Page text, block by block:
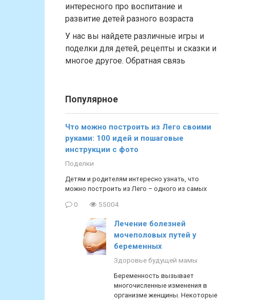
интересного про воспитание и
развитие детей разного возраста
У нас вы найдете различные игры и
поделки для детей, рецепты и сказки и
многое другое. Обратная связь
Популярное
Что можно построить из Лего своими
руками: 100 идей и пошаговые
инструкции с фото
Поделки
Детям и родителям интересно узнать, что
можно построить из Лего – одного из самых
0 55004
Лечение болезней
мочеполовых путей у
беременных
Здоровье будущей мамы
Беременность вызывает
многочисленные изменения в
организме женщины. Некоторые